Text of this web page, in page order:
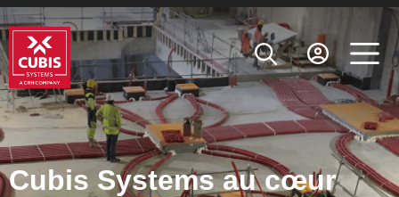
Cubis Systems au cœur